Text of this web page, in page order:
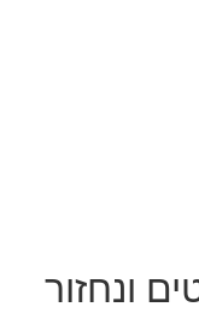
ונחזור